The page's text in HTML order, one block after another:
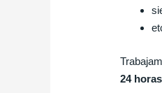
24